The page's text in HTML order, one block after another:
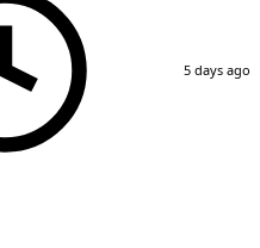
5 days ago